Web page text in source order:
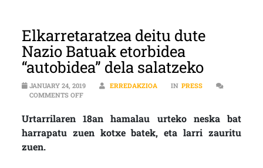
Elkarretaratzea deitu dute
Nazio Batuak etorbidea
“autobidea” dela salatzeko
JANUARY 24, 2019 ERREDAKZIOA IN PRESS
COMMENTS OFFON ELKARRETARATZEA DEITU DUTE NAZIO BATUAK
Urtarrilaren 18an hamalau urteko neska bat
harrapatu zuen kotxe batek, eta larri zauritu
zuen.